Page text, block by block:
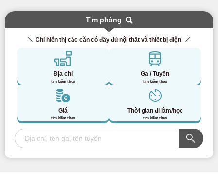
Tìm phòng
Chỉ hiển thị các căn có đầy đủ nội thất và thiết bị điện!
Địa chỉ
tìm kiếm theo
Ga / Tuyến
tìm kiếm theo
Giá
tìm kiếm theo
Thời gian đi làm/học
tìm kiếm theo